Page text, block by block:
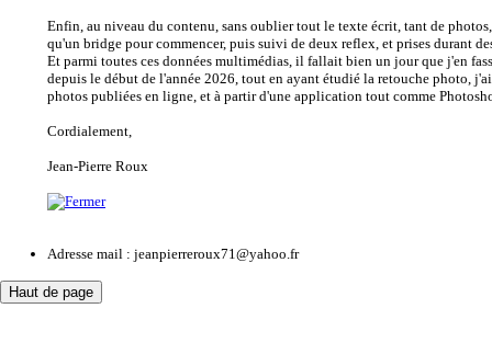
Enfin, au niveau du contenu, sans oublier tout le texte écrit, tant de
qu'un bridge pour commencer, puis suivi de deux reflex, et prises durant
Et parmi toutes ces données multimédias, il fallait bien un jour que j'en
depuis le début de l'année 2026, tout en ayant étudié la retouche photo,
photos publiées en ligne, et à partir d'une application tout comme
Cordialement,
Jean-Pierre Roux
Adresse mail : jeanpierreroux71@yahoo.fr
Haut de page